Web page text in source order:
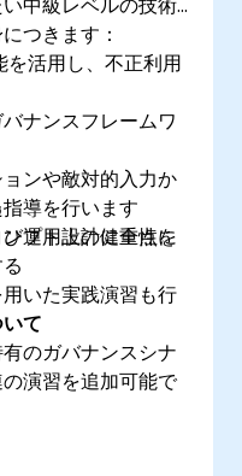
つきます：
活用し、不正利用
ナンスフレームワ
ンや敵対的入力か
運用上の健全性に
導を行います
プト設計に重点を
いた実践演習も行
て
のガバナンスシナ
演習を追加可能で